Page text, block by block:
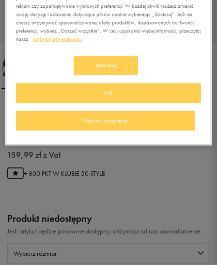
1/5
NIKE SHOX R4
159,99 złz Vat
+ 800 PKT W KLUBIE 50 STYLE
Produkt niedostępny
Jeśli artykuł będzie ponownie dostępny, otrzymasz od nas powiadomienie.
Wybierz rozmiar
reklam czy zapamiętywanie wybranych preferencji. W każdej chwili możesz zmienić
swoją decyzję i ustawienia dotyczące plików cookie wybierając „Dostosuj”. Jeśli nie
chcesz otrzymywać spersonalizowanej oferty produktów, dopasowanych do Twoich
preferencji, wybierz „Odrzuć wszystkie”. W celu uzyskania więcej informacji, przeczytaj
naszą
politykę prywatności.
Dostosuj
Odrzuć wszystkie
OK